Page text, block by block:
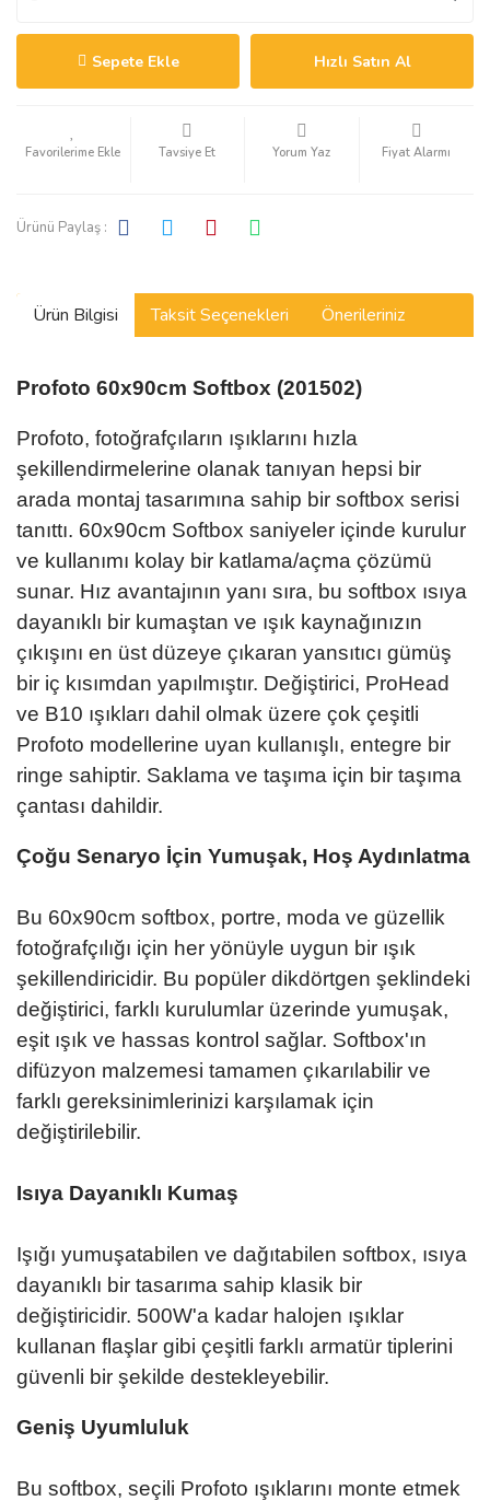
Sepete Ekle Hızlı Satın Al
Tavsiye Et Yorum Yaz Fiyat Alarmı
Ürünü Paylaş :
Ürün Bilgisi Taksit Seçenekleri Önerileriniz
Profoto 60x90cm Softbox (201502)
Profoto, fotoğrafçıların ışıklarını hızla
şekillendirmelerine olanak tanıyan hepsi bir
arada montaj tasarımına sahip bir softbox serisi
tanıttı. 60x90cm Softbox saniyeler içinde kurulur
ve kullanımı kolay bir katlama/açma çözümü
sunar. Hız avantajının yanı sıra, bu softbox ısıya
dayanıklı bir kumaştan ve ışık kaynağınızın
çıkışını en üst düzeye çıkaran yansıtıcı gümüş
bir iç kısımdan yapılmıştır. Değiştirici, ProHead
ve B10 ışıkları dahil olmak üzere çok çeşitli
Profoto modellerine uyan kullanışlı, entegre bir
ringe sahiptir. Saklama ve taşıma için bir taşıma
çantası dahildir.
Çoğu Senaryo İçin Yumuşak, Hoş Aydınlatma
Bu 60x90cm softbox, portre, moda ve güzellik
fotoğrafçılığı için her yönüyle uygun bir ışık
şekillendiricidir. Bu popüler dikdörtgen şeklindeki
değiştirici, farklı kurulumlar üzerinde yumuşak,
eşit ışık ve hassas kontrol sağlar. Softbox'ın
difüzyon malzemesi tamamen çıkarılabilir ve
farklı gereksinimlerinizi karşılamak için
değiştirilebilir.
Isıya Dayanıklı Kumaş
Işığı yumuşatabilen ve dağıtabilen softbox, ısıya
dayanıklı bir tasarıma sahip klasik bir
değiştiricidir. 500W'a kadar halojen ışıklar
kullanan flaşlar gibi çeşitli farklı armatür tiplerini
güvenli bir şekilde destekleyebilir.
Geniş Uyumluluk
Bu softbox, seçili Profoto ışıklarını monte etmek